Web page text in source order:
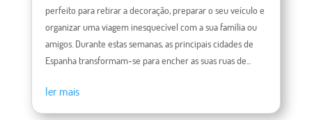
perfeito para retirar a decoração, preparar o seu veículo e
organizar uma viagem inesquecível com a sua família ou
amigos. Durante estas semanas, as principais cidades de
Espanha transformam-se para encher as suas ruas de...
ler mais